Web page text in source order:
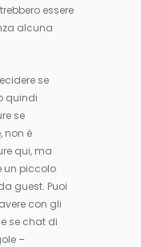
essere
alcuna
se
quindi
se
non è
qui, ma
un piccolo
guest. Puoi
con gli
se chat di
–